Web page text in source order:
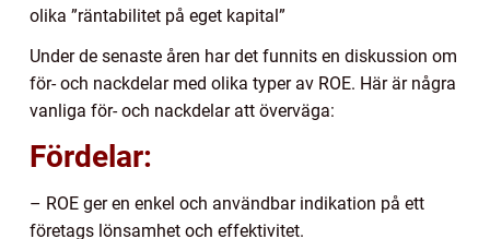
olika ”räntabilitet på eget kapital”
Under de senaste åren har det funnits en diskussion om
för- och nackdelar med olika typer av ROE. Här är några
vanliga för- och nackdelar att överväga:
Fördelar:
– ROE ger en enkel och användbar indikation på ett
företags lönsamhet och effektivitet.